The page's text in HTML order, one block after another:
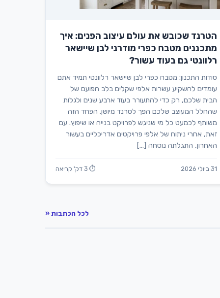
הטרנד שכובש את עולם עיצוב הפנים: איך
מתכננים מטבח כפרי מודרני לבן שיישאר
רלוונטי גם בעוד עשור?
סודות התכנון: מטבח כפרי לבן שיישאר רלוונטי תמיד אתם
עומדים להשקיע עשרות אלפי שקלים בלב הפועם של
הבית שלכם, רק כדי להתעורר בעוד ארבע שנים ולגלות
שהחלל המעוצב שלכם הפך לטרנד מיושן. הפחד הזה
משותף לכמעט כל מי שניגש לפרויקט בנייה או שיפוץ. עם
זאת, אחרי ניתוח של אלפי פרויקטים אדריכליים בעשור
האחרון, התגלתה נוסחה […]
31 ביולי 2026 ⏱ 3 דק' קריאה
לכל הכתבות «